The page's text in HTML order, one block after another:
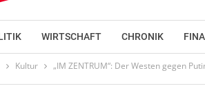
WIRTSCHAFT CHRONIK
Kultur „IM ZENTRUM“: Der Westen gegen